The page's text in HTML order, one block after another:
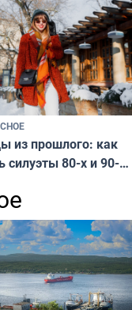
из прошлого: как
силуэты 80-х и 90-
и стильно без